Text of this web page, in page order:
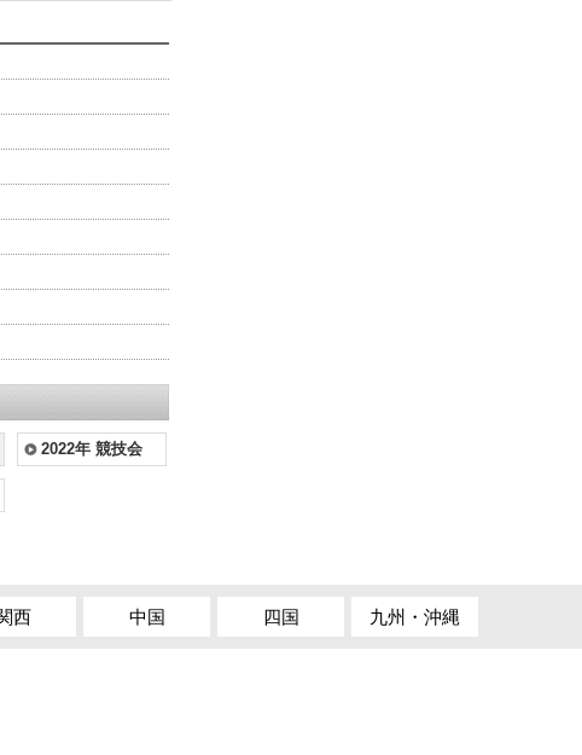
2022年 競技会
西 中国 四国 九州・沖縄